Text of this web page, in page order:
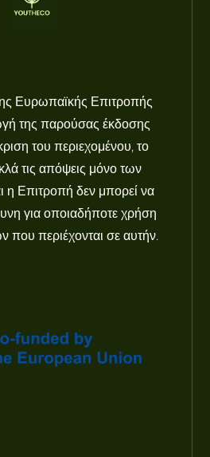
Ευρωπαϊκής Επιτροπής
της παρούσας έκδοσης
του περιεχομένου, το
τις απόψεις μόνο των
η Επιτροπή δεν μπορεί να
για οποιαδήποτε χρήση
που περιέχονται σε αυτήν.